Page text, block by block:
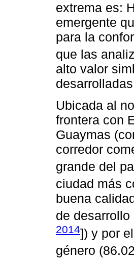
extrema es:
emergente
para la
que las
alto valor
Ubicada al
frontera con
Guaymas
corredor
grande del
ciudad más
buena
de
2014]) y por
género